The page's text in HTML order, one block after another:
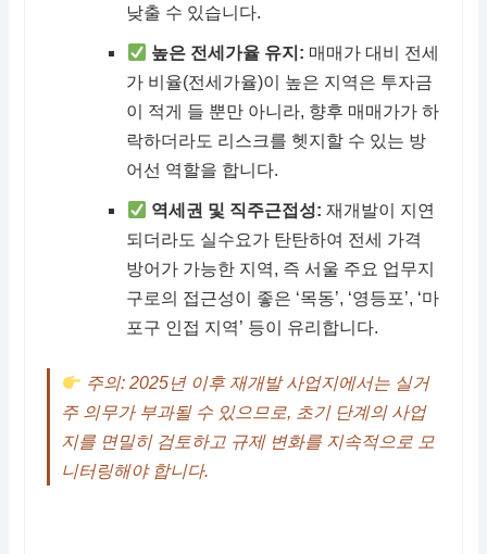
낮출 수 있습니다.
높은 전세가율 유지: 매매가 대비 전세
가 비율(전세가율)이 높은 지역은 투자금
이 적게 들 뿐만 아니라, 향후 매매가가 하
락하더라도 리스크를 헷지할 수 있는 방
어선 역할을 합니다.
역세권 및 직주근접성: 재개발이 지연
되더라도 실수요가 탄탄하여 전세 가격
방어가 가능한 지역, 즉 서울 주요 업무지
구로의 접근성이 좋은 ‘목동’, ‘영등포’, ‘마
포구 인접 지역’ 등이 유리합니다.
주의: 2025년 이후 재개발 사업지에서는 실거
주 의무가 부과될 수 있으므로, 초기 단계의 사업
지를 면밀히 검토하고 규제 변화를 지속적으로 모
니터링해야 합니다.